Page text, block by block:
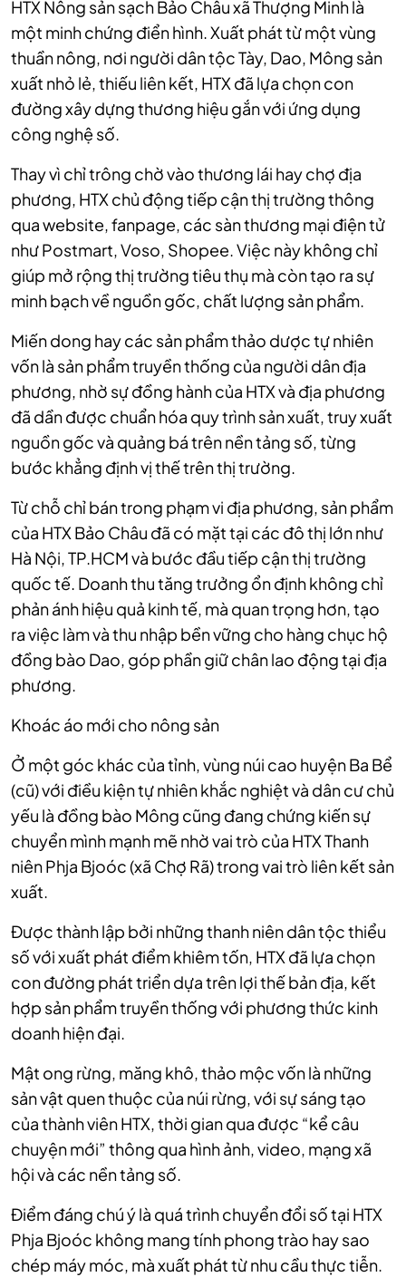
HTX Nông sản sạch Bảo Châu xã Thượng Minh là
một minh chứng điển hình. Xuất phát từ một vùng
thuần nông, nơi người dân tộc Tày, Dao, Mông sản
xuất nhỏ lẻ, thiếu liên kết, HTX đã lựa chọn con
đường xây dựng thương hiệu gắn với ứng dụng
công nghệ số.
Thay vì chỉ trông chờ vào thương lái hay chợ địa
phương, HTX chủ động tiếp cận thị trường thông
qua website, fanpage, các sàn thương mại điện tử
như Postmart, Voso, Shopee. Việc này không chỉ
giúp mở rộng thị trường tiêu thụ mà còn tạo ra sự
minh bạch về nguồn gốc, chất lượng sản phẩm.
Miến dong hay các sản phẩm thảo dược tự nhiên
vốn là sản phẩm truyền thống của người dân địa
phương, nhờ sự đồng hành của HTX và địa phương
đã dần được chuẩn hóa quy trình sản xuất, truy xuất
nguồn gốc và quảng bá trên nền tảng số, từng
bước khẳng định vị thế trên thị trường.
Từ chỗ chỉ bán trong phạm vi địa phương, sản phẩm
của HTX Bảo Châu đã có mặt tại các đô thị lớn như
Hà Nội, TP.HCM và bước đầu tiếp cận thị trường
quốc tế. Doanh thu tăng trưởng ổn định không chỉ
phản ánh hiệu quả kinh tế, mà quan trọng hơn, tạo
ra việc làm và thu nhập bền vững cho hàng chục hộ
đồng bào Dao, góp phần giữ chân lao động tại địa
phương.
Khoác áo mới cho nông sản
Ở một góc khác của tỉnh, vùng núi cao huyện Ba Bể
(cũ) với điều kiện tự nhiên khắc nghiệt và dân cư chủ
yếu là đồng bào Mông cũng đang chứng kiến sự
chuyển mình mạnh mẽ nhờ vai trò của HTX Thanh
niên Phja Bjoóc (xã Chợ Rã) trong vai trò liên kết sản
xuất.
Được thành lập bởi những thanh niên dân tộc thiểu
số với xuất phát điểm khiêm tốn, HTX đã lựa chọn
con đường phát triển dựa trên lợi thế bản địa, kết
hợp sản phẩm truyền thống với phương thức kinh
doanh hiện đại.
Mật ong rừng, măng khô, thảo mộc vốn là những
sản vật quen thuộc của núi rừng, với sự sáng tạo
của thành viên HTX, thời gian qua được “kể câu
chuyện mới” thông qua hình ảnh, video, mạng xã
hội và các nền tảng số.
Điểm đáng chú ý là quá trình chuyển đổi số tại HTX
Phja Bjoóc không mang tính phong trào hay sao
chép máy móc, mà xuất phát từ nhu cầu thực tiễn.